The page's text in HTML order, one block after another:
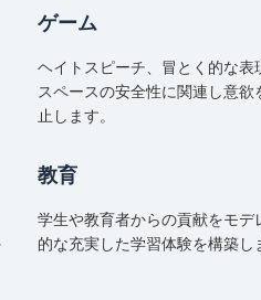
ゲーム
ヘイトスピーチ、冒とく的な表
スペースの安全性に関連し意
止します。
教育
学生や教育者からの貢献をモ
的な充実した学習体験を構築し